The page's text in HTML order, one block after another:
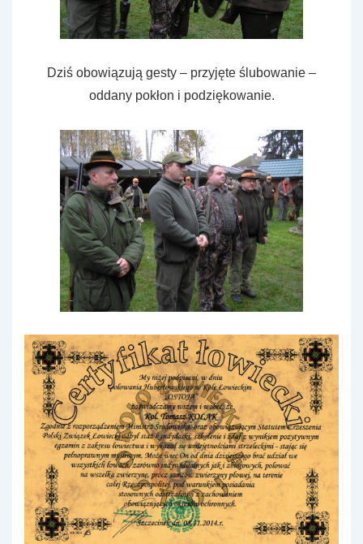
Dziś obowiązują gesty – przyjęte ślubowanie –
oddany pokłon i podziękowanie.